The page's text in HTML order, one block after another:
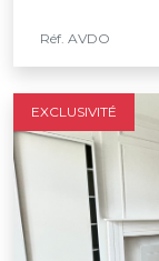
Réf. AVDO
EXCLUSIVITÉ